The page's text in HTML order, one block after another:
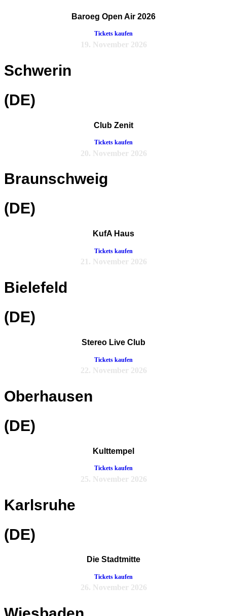
Baroeg Open Air 2026
Tickets kaufen
19. November 2026
Schwerin
(DE)
Club Zenit
Tickets kaufen
20. November 2026
Braunschweig
(DE)
KufA Haus
Tickets kaufen
21. November 2026
Bielefeld
(DE)
Stereo Live Club
Tickets kaufen
22. November 2026
Oberhausen
(DE)
Kulttempel
Tickets kaufen
25. November 2026
Karlsruhe
(DE)
Die Stadtmitte
Tickets kaufen
26. November 2026